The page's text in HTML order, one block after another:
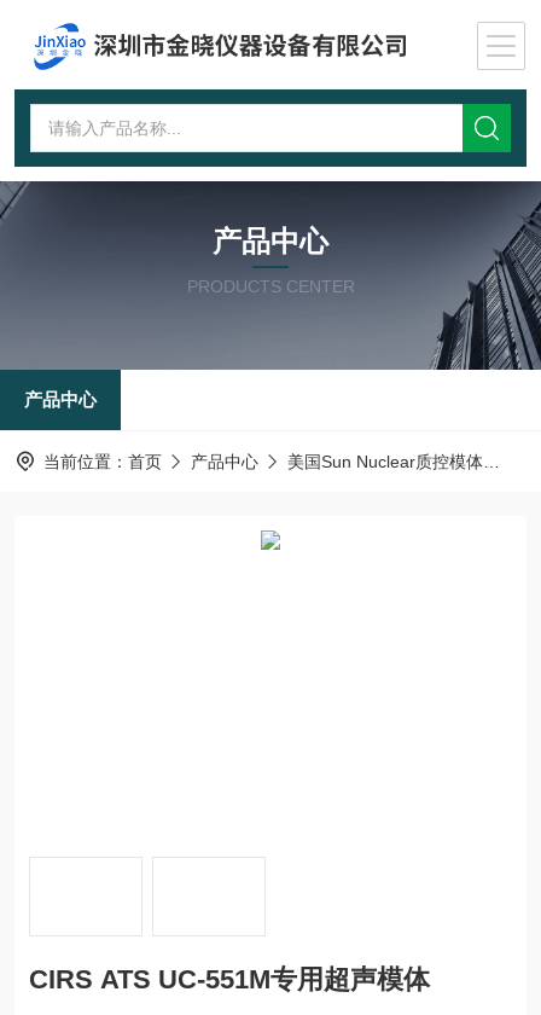
产品中心
PRODUCTS CENTER
产品中心
当前位置： 首页 产品中心 美国Sun Nuclear质控模体
CIRS ATS UC-551M专用超声模体